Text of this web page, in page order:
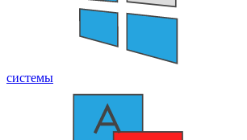
системы